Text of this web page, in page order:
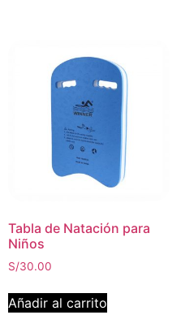
Tabla de Natación para
Niños
S/30.00
Añadir al carrito